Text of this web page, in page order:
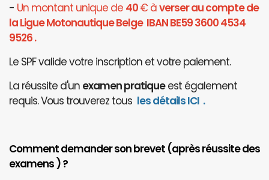
- Un montant unique de 40€ àverser au compte de
la Ligue Motonautique Belge IBAN BE59 3600 4534
9526 .
Le SPF valide votre inscription et votre paiement.
La réussite d'un examen pratiqueest également
requis. Vous trouverez tous les détails ICI .
Comment demander son brevet (après réussite des
examens ) ?